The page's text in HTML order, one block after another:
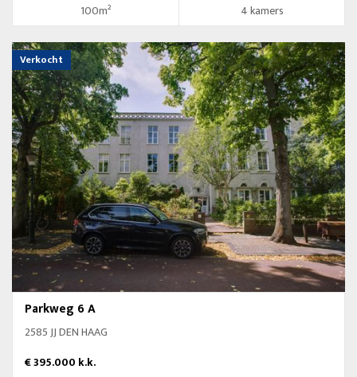
100m² 4 kamers
Verkocht
Parkweg 6 A
2585 JJ DEN HAAG
€ 395.000 k.k.